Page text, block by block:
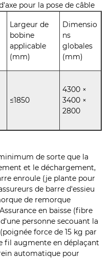
pour la pose de câble
Largeur de
bobine
applicable
(mm)
Dimensio
ns
globales
(mm)
≤1850
4300 ×
3400 ×
2800
de sorte que la
et le déchargement,
enroule (je plante pour
de barre d'essieu
de remorque
en baisse (fibre
personne secouant la
force de 15 kg par
fil augmente en déplaçant
automatique pour